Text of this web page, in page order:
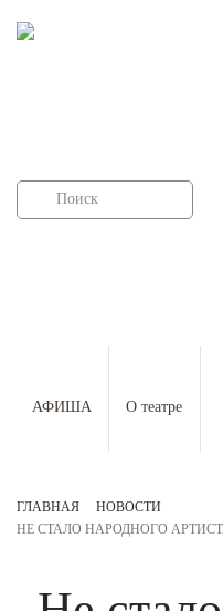
АФИША О театре
ГЛАВНАЯ
НОВОСТИ
НЕ СТАЛО НАРОДНОГО